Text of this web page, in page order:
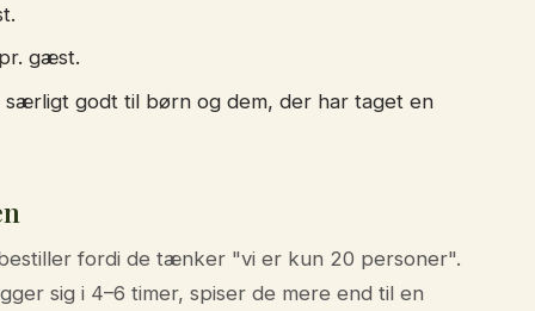
gæst.
godt til børn og dem, der har taget en
fordi de tænker "vi er kun 20 personer".
sig i 4–6 timer, spiser de mere end til en